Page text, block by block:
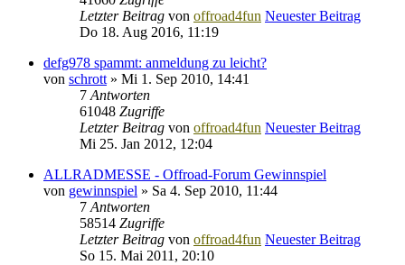
Letzter Beitrag von offroad4fun Neuester Beitrag
Do 18. Aug 2016, 11:19
defg978 spammt: anmeldung zu leicht?
von schrott » Mi 1. Sep 2010, 14:41
7 Antworten
61048 Zugriffe
Letzter Beitrag von offroad4fun Neuester Beitrag
Mi 25. Jan 2012, 12:04
ALLRADMESSE - Offroad-Forum Gewinnspiel
von gewinnspiel » Sa 4. Sep 2010, 11:44
7 Antworten
58514 Zugriffe
Letzter Beitrag von offroad4fun Neuester Beitrag
So 15. Mai 2011, 20:10